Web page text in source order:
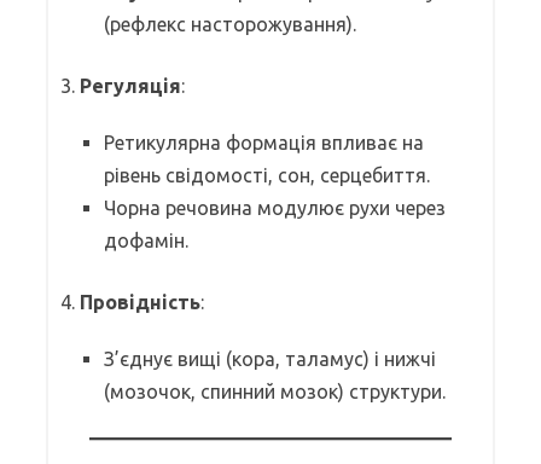
(рефлекс насторожування).
3. Регуляція:
Ретикулярна формація впливає на
рівень свідомості, сон, серцебиття.
Чорна речовина модулює рухи через
дофамін.
4. Провідність:
З’єднує вищі (кора, таламус) і нижчі
(мозочок, спинний мозок) структури.